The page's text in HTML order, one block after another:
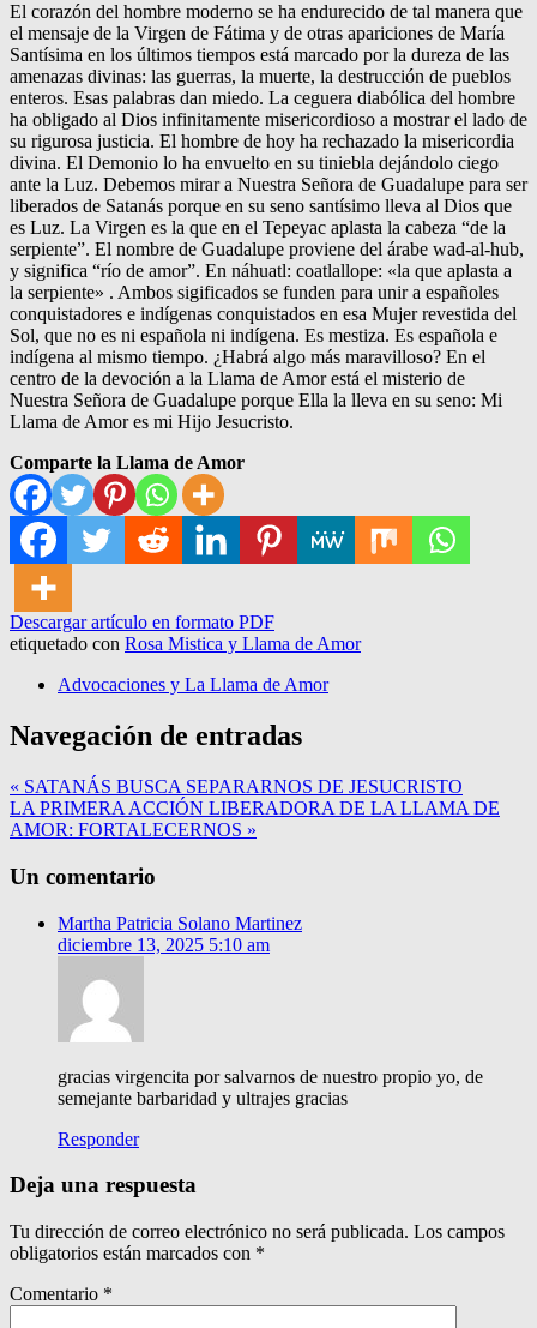
El corazón del hombre moderno se ha endurecido de tal manera que
el mensaje de la Virgen de Fátima y de otras apariciones de María
Santísima en los últimos tiempos está marcado por la dureza de las
amenazas divinas: las guerras, la muerte, la destrucción de pueblos
enteros. Esas palabras dan miedo. La ceguera diabólica del hombre
ha obligado al Dios infinitamente misericordioso a mostrar el lado de
su rigurosa justicia. El hombre de hoy ha rechazado la misericordia
divina. El Demonio lo ha envuelto en su tiniebla dejándolo ciego
ante la Luz. Debemos mirar a Nuestra Señora de Guadalupe para ser
liberados de Satanás porque en su seno santísimo lleva al Dios que
es Luz. La Virgen es la que en el Tepeyac aplasta la cabeza “de la
serpiente”. El nombre de Guadalupe proviene del árabe wad-al-hub,
y significa “río de amor”. En náhuatl: coatlallope: «la que aplasta a
la serpiente» . Ambos sigificados se funden para unir a españoles
conquistadores e indígenas conquistados en esa Mujer revestida del
Sol, que no es ni española ni indígena. Es mestiza. Es española e
indígena al mismo tiempo. ¿Habrá algo más maravilloso? En el
centro de la devoción a la Llama de Amor está el misterio de
Nuestra Señora de Guadalupe porque Ella la lleva en su seno: Mi
Llama de Amor es mi Hijo Jesucristo.
Comparte la Llama de Amor
Descargar artículo en formato PDF
etiquetado con Rosa Mistica y Llama de Amor
Advocaciones y La Llama de Amor
Navegación de entradas
« SATANÁS BUSCA SEPARARNOS DE JESUCRISTO
LA PRIMERA ACCIÓN LIBERADORA DE LA LLAMA DE
AMOR: FORTALECERNOS »
Un comentario
Martha Patricia Solano Martinez
diciembre 13, 2025 5:10 am
gracias virgencita por salvarnos de nuestro propio yo, de
semejante barbaridad y ultrajes gracias
Responder
Deja una respuesta
Tu dirección de correo electrónico no será publicada. Los campos
obligatorios están marcados con *
Comentario *